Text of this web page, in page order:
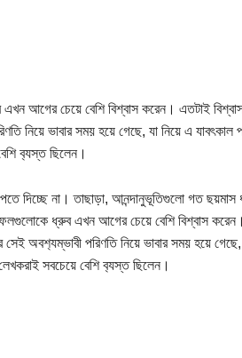
আগের চেয়ে বেশি বিশ্বাস করেন। এতটাই
নিয়ে ভাবার সময় হয়ে গেছে, যা নিয়ে এ যাবৎকাল
ব‍্যস্ত ছিলেন।
দিচ্ছে না। তাছাড়া, আনন্দানুভূতিগুলো গত ছয়মাস
ধ্রুব এখন আগের চেয়ে বেশি বিশ্বাস করেন।
অবশ‍্যম্ভাবী পরিণতি নিয়ে ভাবার সময় হয়ে গেছে,
সবচেয়ে বেশি ব‍্যস্ত ছিলেন।